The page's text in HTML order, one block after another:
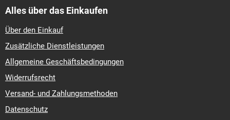
Alles über das Einkaufen
Über den Einkauf
Zusätzliche Dienstleistungen
Allgemeine Geschäftsbedingungen
Widerrufsrecht
Versand- und Zahlungsmethoden
Datenschutz